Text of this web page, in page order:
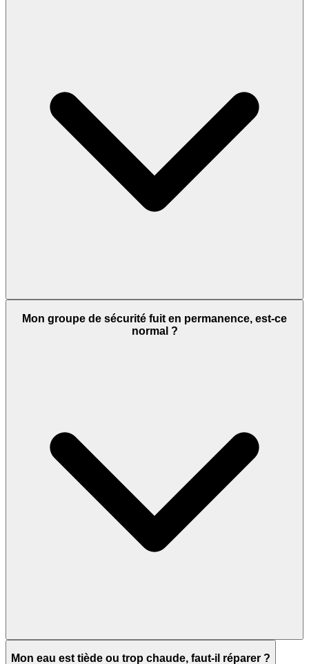
Mon groupe de sécurité fuit en permanence, est-ce
normal ?
Mon eau est tiède ou trop chaude, faut-il réparer ?